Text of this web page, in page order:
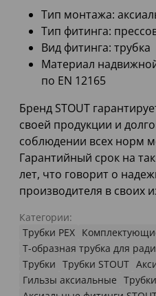
Тип монтажа:
Тип фитинга:
Вид фитинга: трубка
Материал
по EN 12165
Бренд STOUT
своей продукции и
соблюдении всех норм
Гарантийный срок на
лет, что говорит о
производителя в своих
Категории:
Трубки PEX
Т-образная трубка для
Трубки Трубки STOUT
Гильзы аксиальные